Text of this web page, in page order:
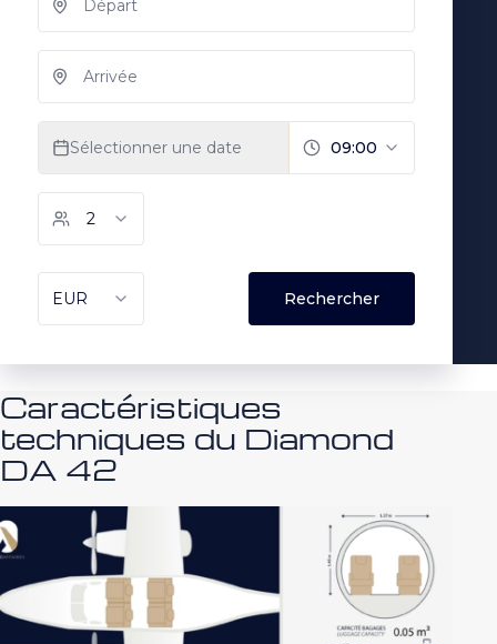
Caractéristiques
techniques du Diamond
DA 42